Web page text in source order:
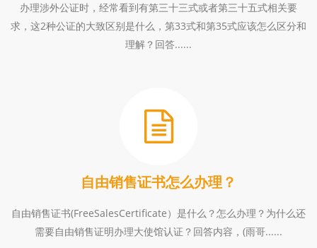
办理涉外公证时，经常看到有第三十三式或者第三十五式相关要
求，这2种公证的大致区别是什么，第33式和第35式应该怎么区分和
理解？回答......
自由销售证书怎么办理？
自由销售证书(FreeSalesCertificate）是什么？怎么办理？为什么还
需要自由销售证明办理大使馆认证？回答内容，(雨哥......